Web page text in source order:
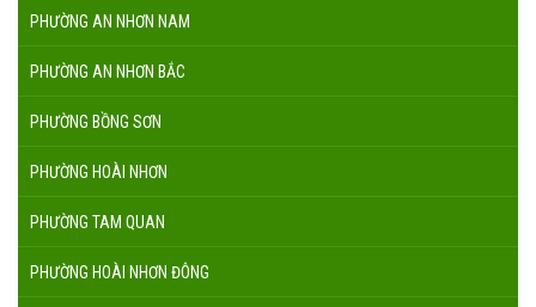
PHƯỜNG AN NHƠN NAM
PHƯỜNG AN NHƠN BẮC
PHƯỜNG BỒNG SƠN
PHƯỜNG HOÀI NHƠN
PHƯỜNG TAM QUAN
PHƯỜNG HOÀI NHƠN ĐÔNG